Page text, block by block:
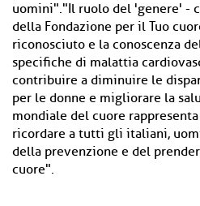
uomini"."Il ruolo del 'genere' -
della Fondazione per il Tuo
riconosciuto e la conoscenza
specifiche di malattia
contribuire a diminuire le
per le donne e migliorare la
mondiale del cuore
ricordare a tutti gli italiani,
della prevenzione e del
cuore".